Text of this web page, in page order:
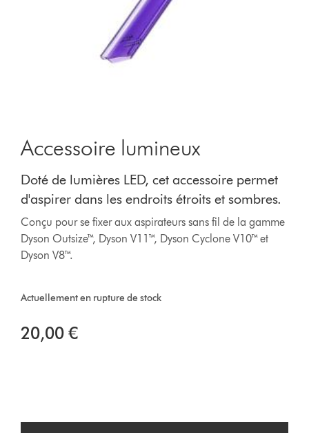
Accessoire lumineux
Doté de lumières LED, cet accessoire permet
d'aspirer dans les endroits étroits et sombres.
Conçu pour se fixer aux aspirateurs sans fil de la gamme
Dyson Outsize™, Dyson V11™, Dyson Cyclone V10™ et
Dyson V8™.
Actuellement en rupture de stock
20,00 €